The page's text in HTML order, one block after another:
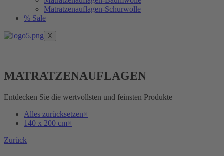
Matratzenauflagen-Schurwolle
% Sale
X
MATRATZENAUFLAGEN
Entdecken Sie die wertvollsten und feinsten Produkte
Alles zurücksetzen×
140 x 200 cm×
Zurück